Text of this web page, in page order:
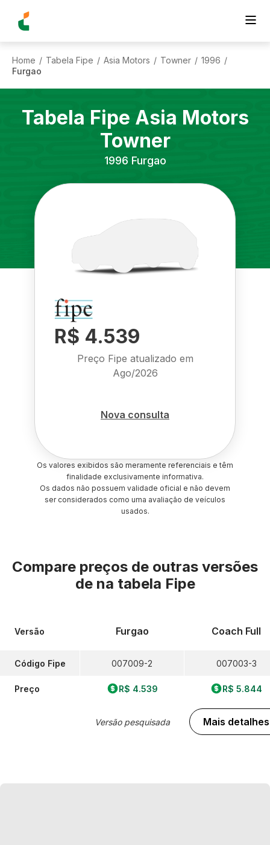
Home / Tabela Fipe / Asia Motors / Towner / 1996 /
Furgao
Tabela Fipe Asia Motors
Towner
1996 Furgao
R$ 4.539
Preço Fipe atualizado em
Ago/2026
Nova consulta
Os valores exibidos são meramente referenciais e têm
finalidade exclusivamente informativa.
Os dados não possuem validade oficial e não devem
ser considerados como uma avaliação de veículos
usados.
Compare preços de outras versões
de na tabela Fipe
Versão
Código Fipe
Preço
Furgao
007009-2
R$ 4.539
Versão pesquisada
Coach Full
007003-3
R$ 5.844
Mais detalhes